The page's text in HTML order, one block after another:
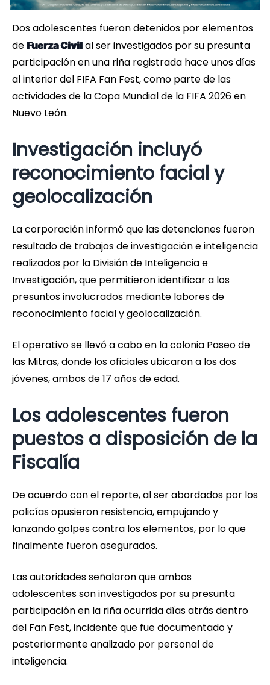
Dos adolescentes fueron detenidos por elementos
de Fuerza Civil al ser investigados por su presunta
participación en una riña registrada hace unos días
al interior del FIFA Fan Fest, como parte de las
actividades de la Copa Mundial de la FIFA 2026 en
Nuevo León.
Investigación incluyó
reconocimiento facial y
geolocalización
La corporación informó que las detenciones fueron
resultado de trabajos de investigación e inteligencia
realizados por la División de Inteligencia e
Investigación, que permitieron identificar a los
presuntos involucrados mediante labores de
reconocimiento facial y geolocalización.
El operativo se llevó a cabo en la colonia Paseo de
las Mitras, donde los oficiales ubicaron a los dos
jóvenes, ambos de 17 años de edad.
Los adolescentes fueron
puestos a disposición de la
Fiscalía
De acuerdo con el reporte, al ser abordados por los
policías opusieron resistencia, empujando y
lanzando golpes contra los elementos, por lo que
finalmente fueron asegurados.
Las autoridades señalaron que ambos
adolescentes son investigados por su presunta
participación en la riña ocurrida días atrás dentro
del Fan Fest, incidente que fue documentado y
posteriormente analizado por personal de
inteligencia.